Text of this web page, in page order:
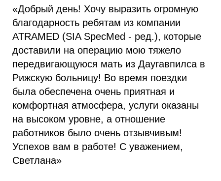
«Добрый день! Хочу выразить огромную
благодарность ребятам из компании
ATRAMED (SIA SpecMed - ред.), которые
доставили на операцию мою тяжело
передвигающуюся мать из Даугавпилса в
Рижскую больницу! Во время поездки
была обеспечена очень приятная и
комфортная атмосфера, услуги оказаны
на высоком уровне, а отношение
работников было очень отзывчивым!
Успехов вам в работе! С уважением,
Светлана»